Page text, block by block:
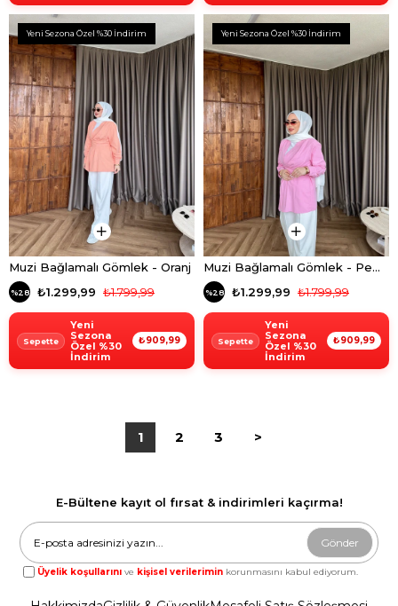
Muzi Bağlamalı Gömlek - Oranj
%28 ₺1.299,99 ₺1.799,99
Yeni
Sezona
Özel %30
İndirim
₺909,99
Yeni Sezona Özel %30 İndirim
Muzi Bağlamalı Gömlek - Pembe
%28 ₺1.299,99 ₺1.799,99
Yeni
Sezona
Özel %30
İndirim
₺909,99
Yeni Sezona Özel %30 İndirim
1 2 3 >
E-Bültene kayıt ol fırsat & indirimleri kaçırma!
Gönder
Üyelik koşullarını ve kişisel verilerimin korunmasını kabul ediyorum.